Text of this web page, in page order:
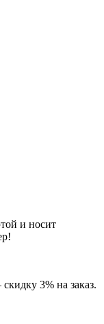
и носит
3% на заказ.